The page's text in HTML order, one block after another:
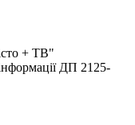
+ ТВ"
ДП 2125-